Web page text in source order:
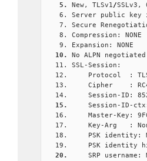
New, TLSv1/SSLv3,
Server public key
Secure
Compression: NONE
Expansion: NONE
No ALPN negotiated
SSL-Session:
Protocol  :
Cipher    :
Session-ID:
Session-ID-
Master-Key:
Key-Arg   :
PSK identity:
PSK identity
SRP username: